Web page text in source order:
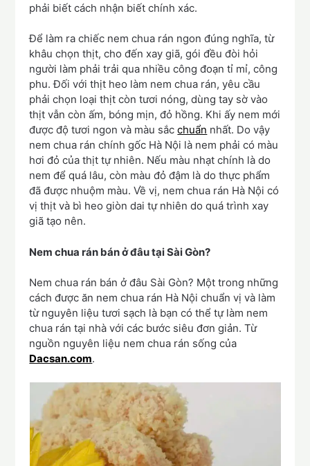
phải biết cách nhận biết chính xác.
Để làm ra chiếc nem chua rán ngon đúng nghĩa, từ
khâu chọn thịt, cho đến xay giã, gói đều đòi hỏi
người làm phải trải qua nhiều công đoạn tỉ mỉ, công
phu. Đối với thịt heo làm nem chua rán, yêu cầu
phải chọn loại thịt còn tươi nóng, dùng tay sờ vào
thịt vẫn còn ấm, bóng mịn, đỏ hồng. Khi ấy nem mới
được độ tươi ngon và màu sắcchuẩn nhất. Do vậy
nem chua rán chính gốc Hà Nội là nem phải có màu
hơi đỏ của thịt tự nhiên. Nếu màu nhạt chính là do
nem để quá lâu, còn màu đỏ đậm là do thực phẩm
đã được nhuộm màu. Về vị, nem chua rán Hà Nội có
vị thịt và bì heo giòn dai tự nhiên do quá trình xay
giã tạo nên.
Nem chua rán bán ở đâu tại Sài Gòn?
Nem chua rán bán ở đâu Sài Gòn? Một trong những
cách được ăn nem chua rán Hà Nội chuẩn vị và làm
từ nguyên liệu tươi sạch là bạn có thể tự làm nem
chua rán tại nhà với các bước siêu đơn giản. Từ
nguồn nguyên liệu nem chua rán sống của
Dacsan.com.